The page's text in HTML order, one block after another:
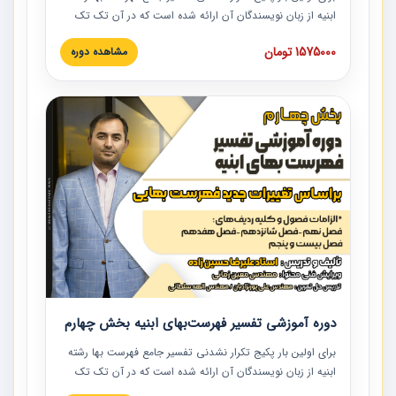
ابنیه از زبان نویسندگان آن ارائه شده است که در آن تک تک
ردیف ها و مطالب فهرست بها تفسیر و ارائه شده است. این
دوره به صورت کامل تصویری بوده و به همراه تصاویر عملیات
دوره با کلام مهندس علیرضاحسین‌زاده مدیر پروژه مهندسی
مشاور در امر بازنگری فهرست بها رشته ابنیه ارائه شده و به تمام
همکارانی که در حوزه صنعت ساخت در حال فعالیت هستند حتما
توصیه می کنیم از مطالب این دوره استفاده نمایند.
1575000 تومان مشاهده دوره
دوره آموزشی تفسیر فهرست‌بهای ابنیه بخش چهارم
برای اولین بار پکیج تکرار نشدنی تفسیر جامع فهرست بها رشته
ابنیه از زبان نویسندگان آن ارائه شده است که در آن تک تک
ردیف ها و مطالب فهرست بها تفسیر و ارائه شده است. این